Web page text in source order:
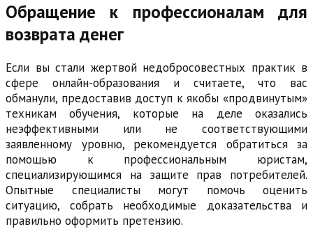
Обращение к профессионалам для
возврата денег
Если вы стали жертвой недобросовестных практик в
сфере онлайн-образования и считаете, что вас
обманули, предоставив доступ к якобы «продвинутым»
техникам обучения, которые на деле оказались
неэффективными или не соответствующими
заявленному уровню, рекомендуется обратиться за
помощью к профессиональным юристам,
специализирующимся на защите прав потребителей.
Опытные специалисты могут помочь оценить
ситуацию, собрать необходимые доказательства и
правильно оформить претензию.